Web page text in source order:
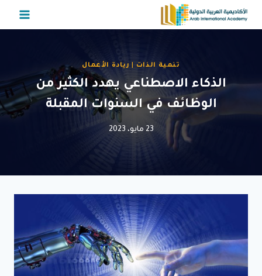
التجاوز
تنمية الذات ريادة الأعمال
الذكاء الاصطناعي يهدد الكثير من
الوظائف في السنوات المقبلة
23 مايو، 2023